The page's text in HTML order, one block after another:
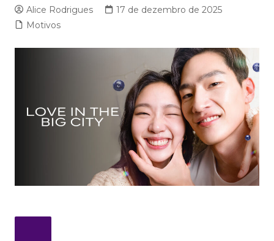
Alice Rodrigues
17 de dezembro de 2025
Motivos